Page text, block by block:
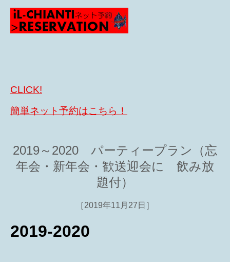
CLICK!
簡単ネット予約はこちら！
2019～2020 パーティープラン（忘
年会・新年会・歓送迎会に 飲み放
題付）
［2019年11月27日］
2019-2020